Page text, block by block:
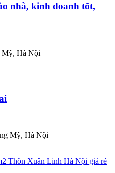
nhà, kinh doanh tốt,
Mỹ, Hà Nội
Mỹ, Hà Nội